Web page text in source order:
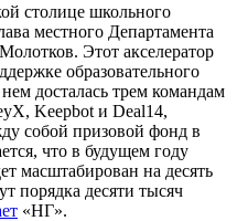
столице школьного
местного Департамента
Этот акселератор
образовательного
досталась трем командам
Keepbot и Deal14,
собой призовой фонд в
что в будущем году
масштабирован на десять
порядка десяти тысяч
«НГ».